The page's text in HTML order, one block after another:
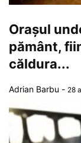
Orașul
pământ,
căldura...
Adrian Barbu - 28